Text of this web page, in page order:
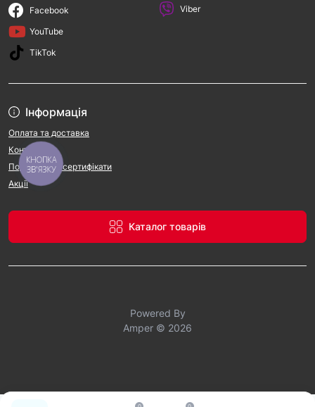
Інформація
Оплата та доставка
Контакти
Подарункові сертифікати
Акції
Каталог товарів
Facebook
YouTube
TikTok
Viber
Powered By
Amper © 2026
КНОПКА
ЗВ'ЯЗКУ